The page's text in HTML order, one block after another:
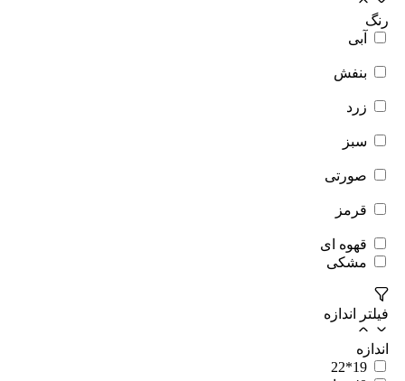
رنگ
آبی
بنفش
زرد
سبز
صورتی
قرمز
قهوه ای
مشکی
فیلتر اندازه
اندازه